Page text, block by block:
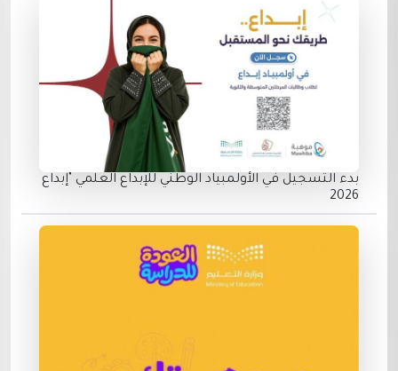
بدء التسجيل في الأولمبياد الوطني للإبداع العلمي "إبداع
2026